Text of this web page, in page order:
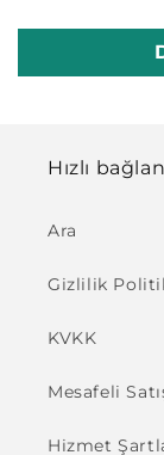
Hızlı
Ara
Gizlilik
KVKK
Mesafeli
Hizmet